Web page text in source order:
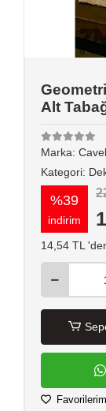
Alt
Marka:
Kategori:
%39
indirim
14,54 TL